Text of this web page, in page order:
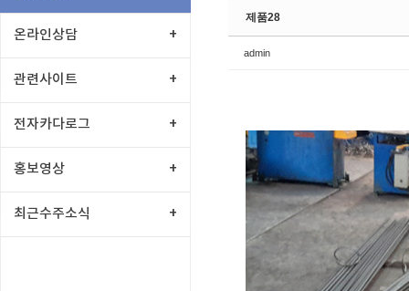
온라인상담 +
관련사이트 +
전자카다로그 +
홍보영상 +
최근수주소식 +
제품28
admin